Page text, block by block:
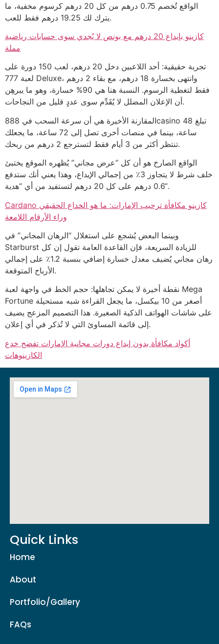
الواقع تُخصم 0.75 درهم من كل 20 درهم كرسوم مخفية، ما
يترك لك 19.25 درهم فقط للعب.
كازينو بإيداع 20 درهم مع بونص لا يُجدي سوى حسابات رياضية
مملة
تجربة حقيقية: أحد اللاعبين دخل 20 درهم، لعب 150 دورة على
لعبة 777 Deluxe، وانتهى بخسارة 18 درهم، مع بقاء 2 درهم
فقط لتغطية الرسوم. النسبة هنا هي 90% خسارة، وهو ما يبرهِن
أن الإعلان المضلل لا يُقَدِّم سوى عددٍ قليل من النجاحات.
المقارنة الأخيرة هي أن سرعة السحب في 888casino تبلغ 48
ساعة، بينما في منصات أخرى تصل إلى 72 ساعة، ما يجعلك
تنتظر أكثر من 3 أيام فقط لتسترجع 2 درهم من ربحك.
الواقع الصارخ هو أن كل “عرض مجاني” يُظهره الموقع يختبئ
خلف شرط لا يتجاوز 3٪ من إجمالي الإيداع، وهذا يعني أنك ستدفع
0.6 درهم على كل 20 درهم لتستفيد من أي “هدية”.
Cardano كازينو مكافأة ترحيب الإمارات: ما هو الخداع الحقيقي
وراء الأرقام اللامعة
وبينما البعض يُشجع على استغلال “الرهان المجاني” في
Starburst للزيادة السريعة، فإن القاعدة العامة تقول إن كل
رهان مجاني يُضيف معدل خسارة إضافي بنسبة 1.2٪ على إجمالي
الأرباح المتوقعة.
نقطة أخيرة لا يمكن تجاهلها: حجم الخط في واجهة لعبة Mega
Fortune أصغر من 10 بيكسل، ما يجعل القراءة شبه مستحيلة
على شاشات الهواتف الذكية الصغيرة. هذا التصميم المزعج يضيف
إلى قائمة المساوئ التي لا تُذكر في أي إعلان.
أكواد مكافأة بدون إيداع دورات مجانية الإمارات تفضح خدع
الكازينوهات
Quick Links
Home
About
Portfolio/Gallery
FAQs